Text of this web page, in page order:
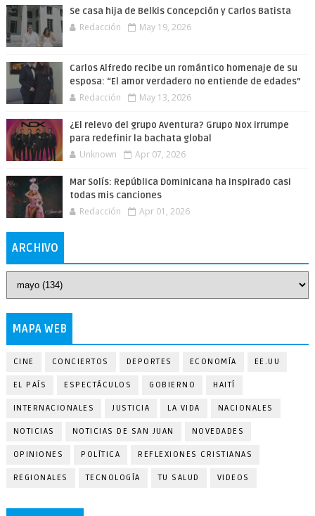
Se casa hija de Belkis Concepción y Carlos Batista
Redacción May 19, 2026
Carlos Alfredo recibe un romántico homenaje de su
esposa: “El amor verdadero no entiende de edades”
Redacción May 13, 2026
¿El relevo del grupo Aventura? Grupo Nox irrumpe
para redefinir la bachata global
Unknown Apr 07, 2026
Mar Solís: República Dominicana ha inspirado casi
todas mis canciones
Redacción Apr 01, 2026
ARCHIVO
MAPA WEB
CINE CONCIERTOS DEPORTES ECONOMÍA EE.UU
EL PAÍS ESPECTÁCULOS GOBIERNO HAITÍ
INTERNACIONALES JUSTICIA LA VIDA NACIONALES
NOTICIAS NOTICIAS DE SAN JUAN NOVEDADES
OPINIONES POLÍTICA REFLEXIONES CRISTIANAS
REGIONALES TECNOLOGÍA TU SALUD VIDEOS